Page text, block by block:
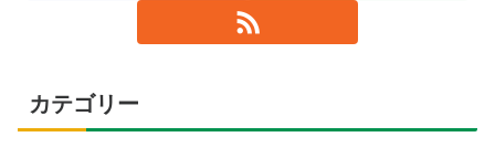
カテゴリー